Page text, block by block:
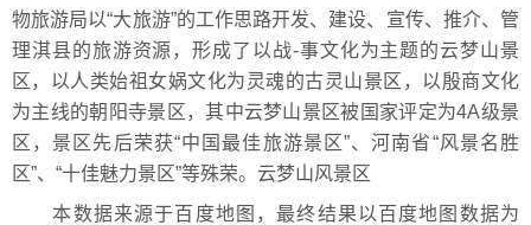
物旅游局以“大旅游”的工作思路开发、建设、宣传、推介、管
理淇县的旅游资源，形成了以战-事文化为主题的云梦山景
区，以人类始祖女娲文化为灵魂的古灵山景区，以殷商文化
为主线的朝阳寺景区，其中云梦山景区被国家评定为4A级景
区，景区先后荣获“中国最佳旅游景区”、河南省“风景名胜
区”、“十佳魅力景区”等殊荣。云梦山风景区
本数据来源于百度地图，最终结果以百度地图数据为